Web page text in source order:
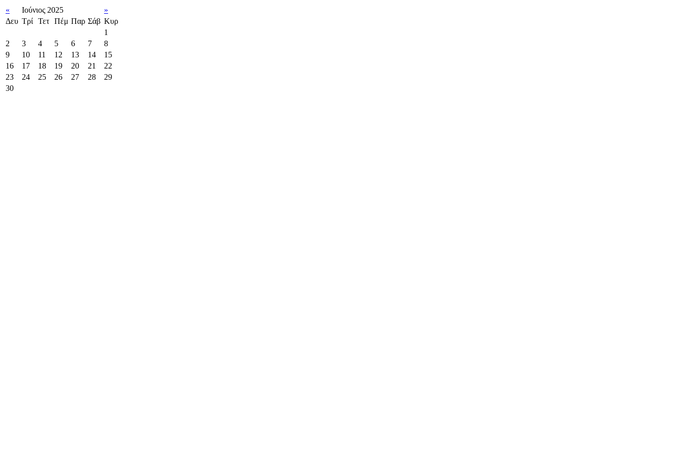
« Ιούνιος 2025
»
Δευ Τρί Τετ Πέμ Παρ Σάβ Κυρ
1
2
3 4 5 6 7
8
9
10 11 12 13 14
15
16
17 18 19 20 21
22
23
24 25 26 27 28
29
30